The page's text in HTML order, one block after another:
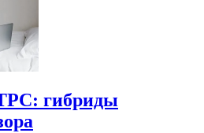
гибриды